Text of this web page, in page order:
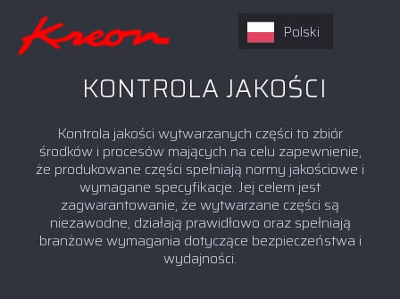
KONTROLA JAKOŚCI
Kontrola jakości wytwarzanych części to zbiór
środków i procesów mających na celu zapewnienie,
że produkowane części spełniają normy jakościowe i
wymagane specyfikacje. Jej celem jest
zagwarantowanie, że wytwarzane części są
niezawodne, działają prawidłowo oraz spełniają
branżowe wymagania dotyczące bezpieczeństwa i
wydajności.
Polski